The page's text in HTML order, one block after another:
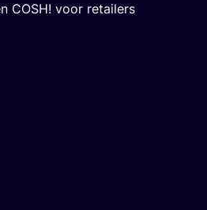
COSH! voor retailers